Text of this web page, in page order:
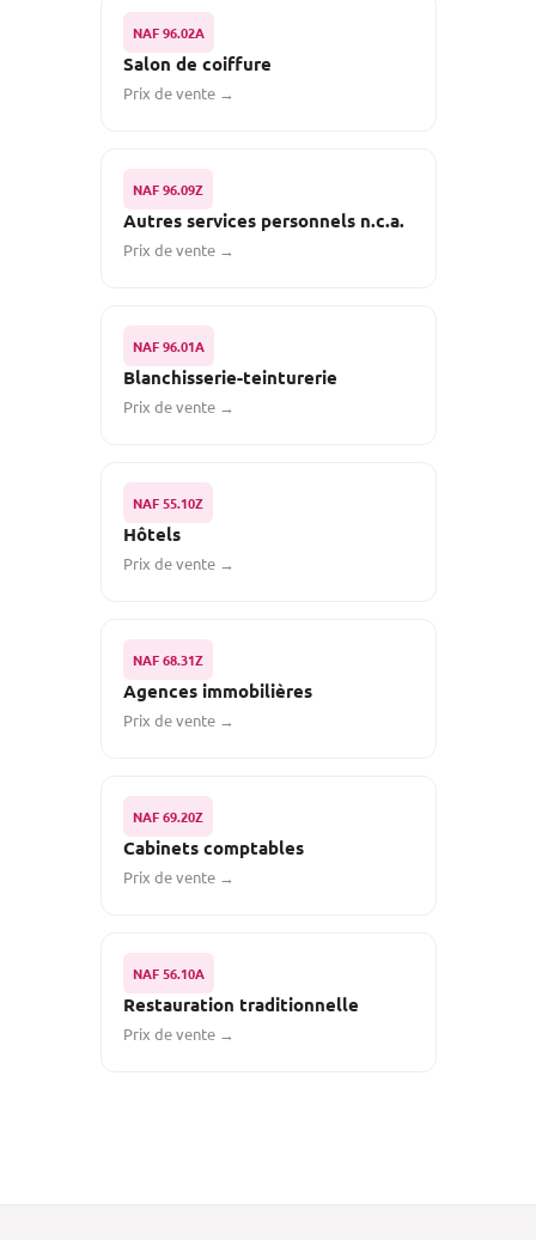
NAF 96.02A
Salon de coiffure
Prix de vente →
NAF 96.09Z
Autres services personnels n.c.a.
Prix de vente →
NAF 96.01A
Blanchisserie-teinturerie
Prix de vente →
NAF 55.10Z
Hôtels
Prix de vente →
NAF 68.31Z
Agences immobilières
Prix de vente →
NAF 69.20Z
Cabinets comptables
Prix de vente →
NAF 56.10A
Restauration traditionnelle
Prix de vente →